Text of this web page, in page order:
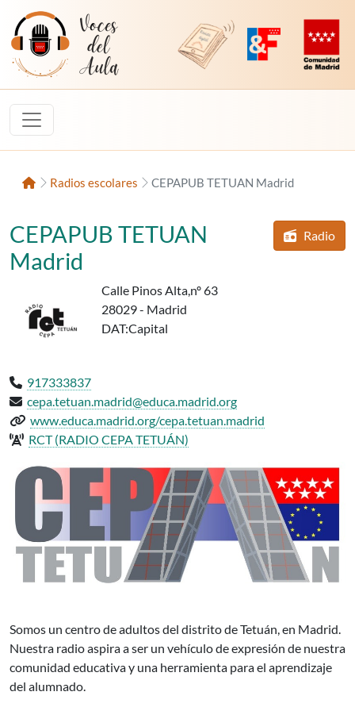
Saltar al contenido
Voces del Aula
Revista Digital de EducaMadrid
Plataforma de
InicioRadios escolares CEPAPUB TETUAN Madrid
Radio
CEPAPUB TETUAN
Madrid
Calle Pinos Alta,nº 63
28029 - Madrid
DAT:Capital
Teléfono:
917333837
Email:cepa.tetuan.madrid@educa.madrid.org
Web del centro:
www.educa.madrid.org/cepa.tetuan.madrid
Radio del centro:
RCT (RADIO CEPA TETUÁN)
Somos un centro de adultos del distrito de Tetuán, en Madrid.
Nuestra radio aspira a ser un vehículo de expresión de nuestra
comunidad educativa y una herramienta para el aprendizaje
del alumnado.